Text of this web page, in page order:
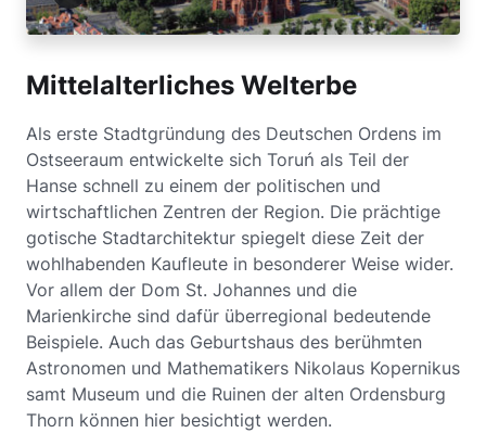
Mittelalterliches Welterbe
Als erste Stadtgründung des Deutschen Ordens im
Ostseeraum entwickelte sich Toruń als Teil der
Hanse schnell zu einem der politischen und
wirtschaftlichen Zentren der Region. Die prächtige
gotische Stadtarchitektur spiegelt diese Zeit der
wohlhabenden Kaufleute in besonderer Weise wider.
Vor allem der Dom St. Johannes und die
Marienkirche sind dafür überregional bedeutende
Beispiele. Auch das Geburtshaus des berühmten
Astronomen und Mathematikers Nikolaus Kopernikus
samt Museum und die Ruinen der alten Ordensburg
Thorn können hier besichtigt werden.